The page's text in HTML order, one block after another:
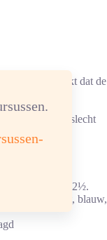
Als je merkt dat de
(droog).
elastiek kan slecht
is erg
O+S Hardheid 2½.
melkachtig wit, blauw,